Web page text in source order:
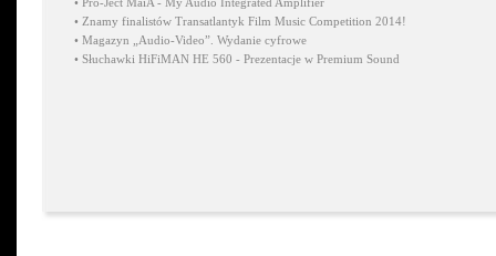
• Pro-Ject MaiA - My Audio Integrated Amplifier
• Znamy finalistów Transatlantyk Film Music Competition 2014!
• Magazyn „Audio-Video”. Wydanie cyfrowe
• Słuchawki HiFiMAN HE 560 - Prezentacje w Premium Sound